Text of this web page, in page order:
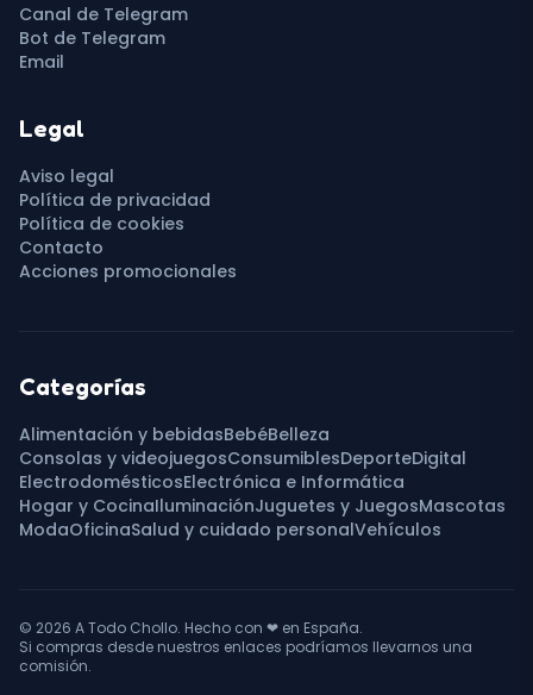
Canal de Telegram
Bot de Telegram
Email
Legal
Aviso legal
Política de privacidad
Política de cookies
Contacto
Acciones promocionales
Categorías
Alimentación y bebidasBebéBelleza
Consolas y videojuegosConsumiblesDeporteDigital
ElectrodomésticosElectrónica e Informática
Hogar y CocinaIluminaciónJuguetes y JuegosMascotas
ModaOficinaSalud y cuidado personalVehículos
© 2026 A Todo Chollo. Hecho con ❤ en España.
Si compras desde nuestros enlaces podríamos llevarnos una
comisión.